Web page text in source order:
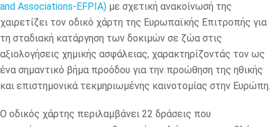
and Associations-EFPIA) με σχετική ανακοίνωσή της
χαιρετίζει τον οδικό χάρτη της Ευρωπαϊκής Επιτροπής για
τη σταδιακή κατάργηση των δοκιμών σε ζώα στις
αξιολογήσεις χημικής ασφάλειας, χαρακτηρίζοντάς τον ως
ένα σημαντικό βήμα προόδου για την προώθηση της ηθικής
και επιστημονικά τεκμηριωμένης καινοτομίας στην Ευρώπη.
Ο οδικός χάρτης περιλαμβάνει 22 δράσεις που